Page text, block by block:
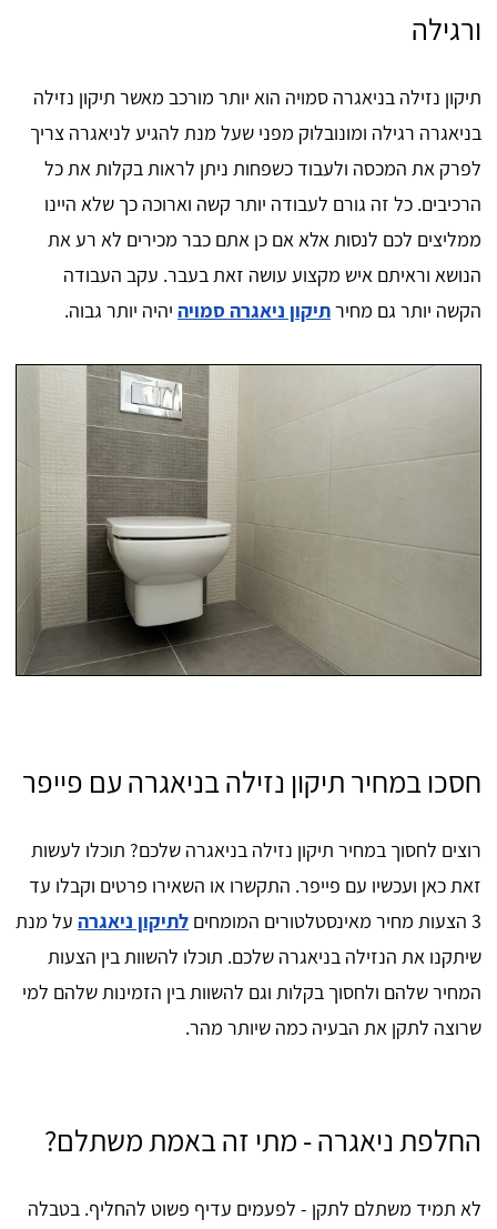
ורגילה
תיקון נזילה בניאגרה סמויה הוא יותר מורכב מאשר תיקון נזילה
בניאגרה רגילה ומונובלוק מפני שעל מנת להגיע לניאגרה צריך
לפרק את המכסה ולעבוד כשפחות ניתן לראות בקלות את כל
הרכיבים. כל זה גורם לעבודה יותר קשה וארוכה כך שלא היינו
ממליצים לכם לנסות אלא אם כן אתם כבר מכירים לא רע את
הנושא וראיתם איש מקצוע עושה זאת בעבר. עקב העבודה
הקשה יותר גם מחירתיקון ניאגרה סמויה יהיה יותר גבוה.
חסכו במחיר תיקון נזילה בניאגרה עם פייפר
רוצים לחסוך במחיר תיקון נזילה בניאגרה שלכם? תוכלו לעשות
זאת כאן ועכשיו עם פייפר. התקשרו או השאירו פרטים וקבלו עד
3 הצעות מחיר מאינסטלטורים המומחים
לתיקון ניאגרה על מנת
שיתקנו את הנזילה בניאגרה שלכם. תוכלו להשוות בין הצעות
המחיר שלהם ולחסוך בקלות וגם להשוות בין הזמינות שלהם למי
שרוצה לתקן את הבעיה כמה שיותר מהר.
החלפת ניאגרה - מתי זה באמת משתלם?
לא תמיד משתלם לתקן - לפעמים עדיף פשוט להחליף. בטבלה